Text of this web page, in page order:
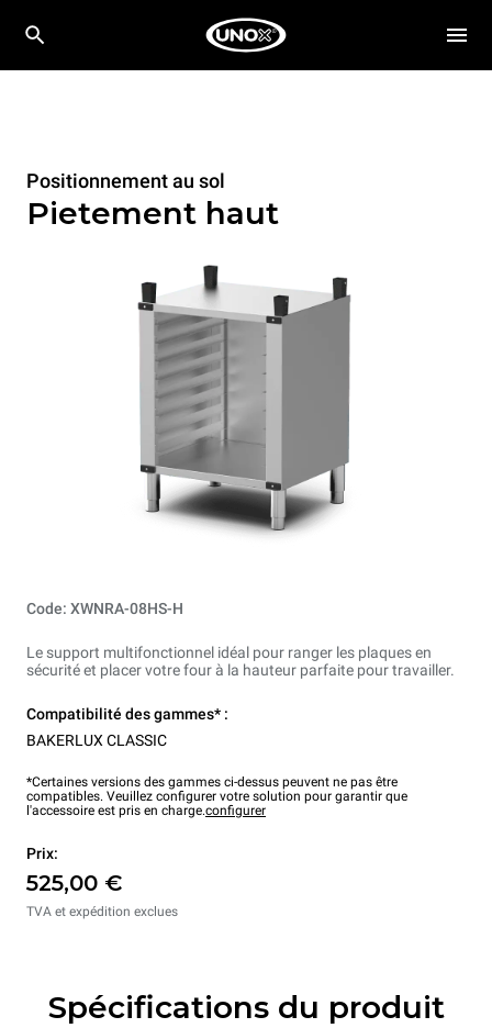
Positionnement au sol
Pietement haut
Code: XWNRA-08HS-H
Le support multifonctionnel idéal pour ranger les plaques en
sécurité et placer votre four à la hauteur parfaite pour travailler.
Compatibilité des gammes* :
BAKERLUX CLASSIC
*Certaines versions des gammes ci-dessus peuvent ne pas être
compatibles. Veuillez configurer votre solution pour garantir que
l'accessoire est pris en charge.configurer
Prix:
525,00 €
TVA et expédition exclues
Spécifications du produit